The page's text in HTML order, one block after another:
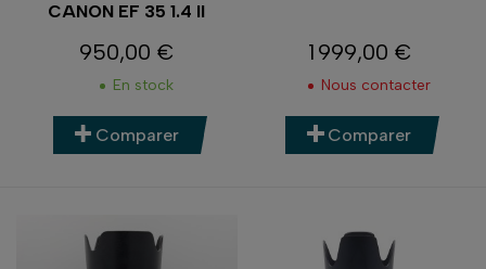
CANON EF 35 1.4 II
Prix
950,00 €
En stock
Comparer
Prix
1 999,00 €
Nous contacter
Comparer